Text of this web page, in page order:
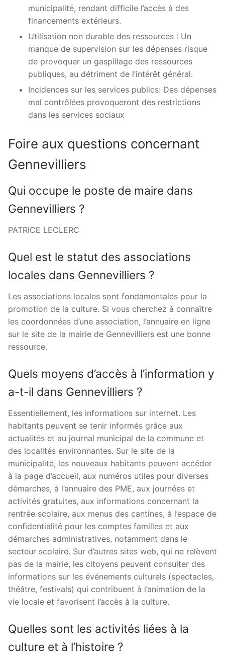
municipalité, rendant difficile l’accès à des
financements extérieurs.
Utilisation non durable des ressources : Un
manque de supervision sur les dépenses risque
de provoquer un gaspillage des ressources
publiques, au détriment de l’intérêt général.
Incidences sur les services publics: Des dépenses
mal contrôlées provoqueront des restrictions
dans les services sociaux
Foire aux questions concernant
Gennevilliers
Qui occupe le poste de maire dans
Gennevilliers ?
PATRICE LECLERC
Quel est le statut des associations
locales dans Gennevilliers ?
Les associations locales sont fondamentales pour la
promotion de la culture. Si vous cherchez à connaître
les coordonnées d’une association, l’annuaire en ligne
sur le site de la mairie de Gennevilliers est une bonne
ressource.
Quels moyens d’accès à l’information y
a-t-il dans Gennevilliers ?
Essentiellement, les informations sur internet. Les
habitants peuvent se tenir informés grâce aux
actualités et au journal municipal de la commune et
des localités environnantes. Sur le site de la
municipalité, les nouveaux habitants peuvent accéder
à la page d’accueil, aux numéros utiles pour diverses
démarches, à l’annuaire des PME, aux journées et
activités gratuites, aux informations concernant la
rentrée scolaire, aux menus des cantines, à l’espace de
confidentialité pour les comptes familles et aux
démarches administratives, notamment dans le
secteur scolaire. Sur d’autres sites web, qui ne relèvent
pas de la mairie, les citoyens peuvent consulter des
informations sur les événements culturels (spectacles,
théâtre, festivals) qui contribuent à l’animation de la
vie locale et favorisent l’accès à la culture.
Quelles sont les activités liées à la
culture et à l’histoire ?